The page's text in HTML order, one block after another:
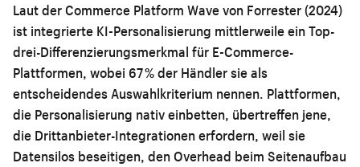
Laut der Commerce Platform Wave von Forrester (2024)
ist integrierte KI-Personalisierung mittlerweile ein Top-
drei-Differenzierungsmerkmal für E-Commerce-
Plattformen, wobei 67 % der Händler sie als
entscheidendes Auswahlkriterium nennen. Plattformen,
die Personalisierung nativ einbetten, übertreffen jene,
die Drittanbieter-Integrationen erfordern, weil sie
Datensilos beseitigen, den Overhead beim Seitenaufbau